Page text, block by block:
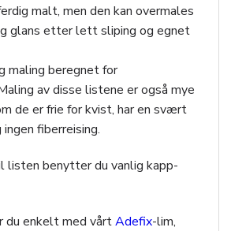
malt, men den kan overmales
glans etter lett sliping og egnet
maling beregnet for
av disse listene er også mye
de er frie for kvist, har en svært
fiberreising.
listen benytter du vanlig kapp-
du enkelt med vårtAdefix-lim,